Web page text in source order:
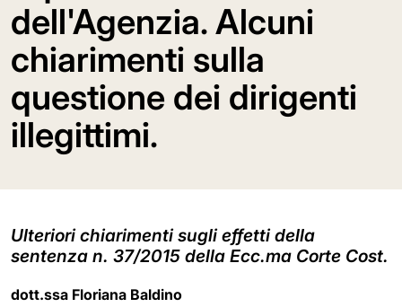
dell'Agenzia. Alcuni
chiarimenti sulla
questione dei dirigenti
illegittimi.
Ulteriori chiarimenti sugli effetti della
sentenza n. 37/2015 della Ecc.ma Corte Cost.
dott.ssa Floriana Baldino